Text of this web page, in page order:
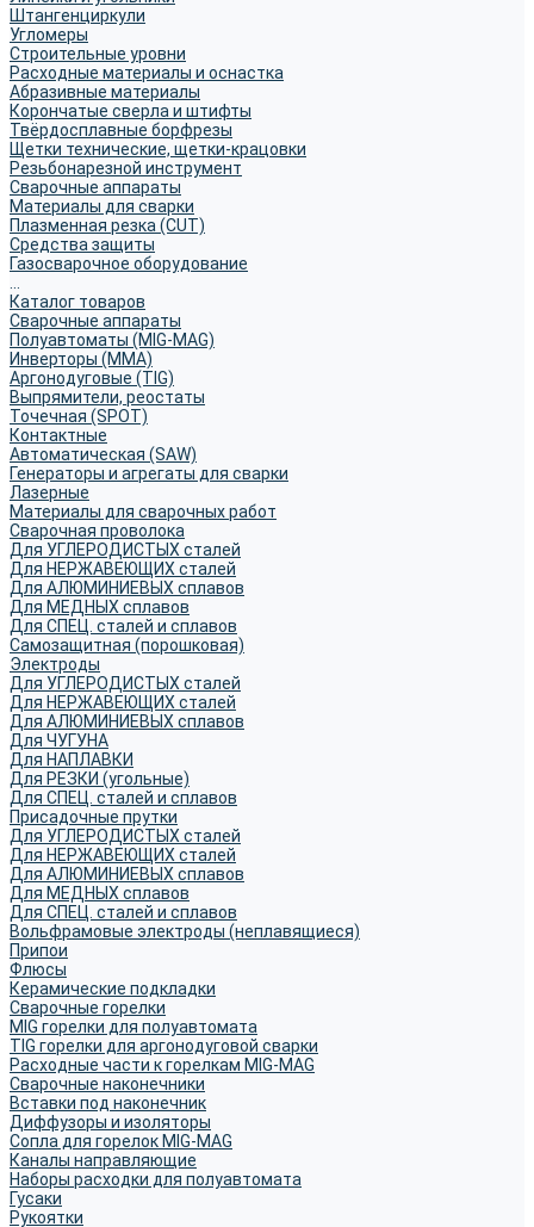
Штангенциркули
Угломеры
Строительные уровни
Расходные материалы и оснастка
Абразивные материалы
Корончатые сверла и штифты
Твёрдосплавные борфрезы
Щетки технические, щетки-крацовки
Резьбонарезной инструмент
Сварочные аппараты
Материалы для сварки
Плазменная резка (CUT)
Средства защиты
Газосварочное оборудование
Каталог товаров
Сварочные аппараты
Полуавтоматы (MIG-MAG)
Инверторы (MMA)
Аргонодуговые (TIG)
Выпрямители, реостаты
Точечная (SPOT)
Контактные
Автоматическая (SAW)
Генераторы и агрегаты для сварки
Лазерные
Материалы для сварочных работ
Сварочная проволока
Для УГЛЕРОДИСТЫХ сталей
Для НЕРЖАВЕЮЩИХ сталей
Для АЛЮМИНИЕВЫХ сплавов
Для МЕДНЫХ сплавов
Для СПЕЦ. сталей и сплавов
Самозащитная (порошковая)
Электроды
Для УГЛЕРОДИСТЫХ сталей
Для НЕРЖАВЕЮЩИХ сталей
Для АЛЮМИНИЕВЫХ сплавов
Для ЧУГУНА
Для НАПЛАВКИ
Для РЕЗКИ (угольные)
Для СПЕЦ. сталей и сплавов
Присадочные прутки
Для УГЛЕРОДИСТЫХ сталей
Для НЕРЖАВЕЮЩИХ сталей
Для АЛЮМИНИЕВЫХ сплавов
Для МЕДНЫХ сплавов
Для СПЕЦ. сталей и сплавов
Вольфрамовые электроды (неплавящиеся)
Припои
Флюсы
Керамические подкладки
Сварочные горелки
MIG горелки для полуавтомата
TIG горелки для аргонодуговой сварки
Расходные части к горелкам MIG-MAG
Сварочные наконечники
Вставки под наконечник
Диффузоры и изоляторы
Сопла для горелок MIG-MAG
Каналы направляющие
Наборы расходки для полуавтомата
Гусаки
Рукоятки